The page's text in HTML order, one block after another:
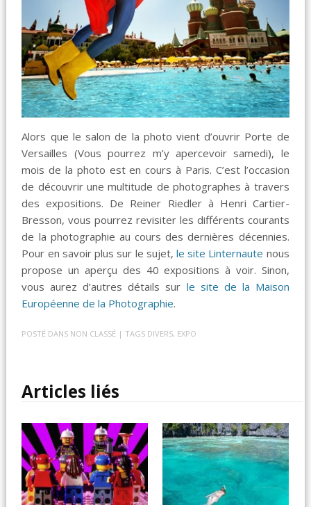
Alors que le salon de la photo vient d’ouvrir Porte de
Versailles (Vous pourrez m’y apercevoir samedi), le
mois de la photo est en cours à Paris. C’est l’occasion
de découvrir une multitude de photographes à travers
des expositions. De Reiner Riedler à Henri Cartier-
Bresson, vous pourrez revisiter les différents courants
de la photographie au cours des dernières décennies.
Pour en savoir plus sur le sujet, le site Linternaute nous
propose un aperçu des 40 expositions à voir. Sinon,
vous aurez d’autres détails sur le site de la Maison
Européenne de la Photographie.
POSTÉ DANS NON CLASSÉ | TAGS DIVERS, EXPO
Articles liés